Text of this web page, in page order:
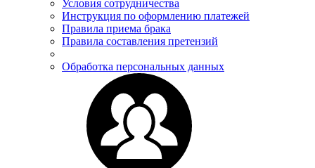
Условия сотрудничества
Инструкция по оформлению платежей
Правила приема брака
Правила составления претензий
Обработка персональных данных